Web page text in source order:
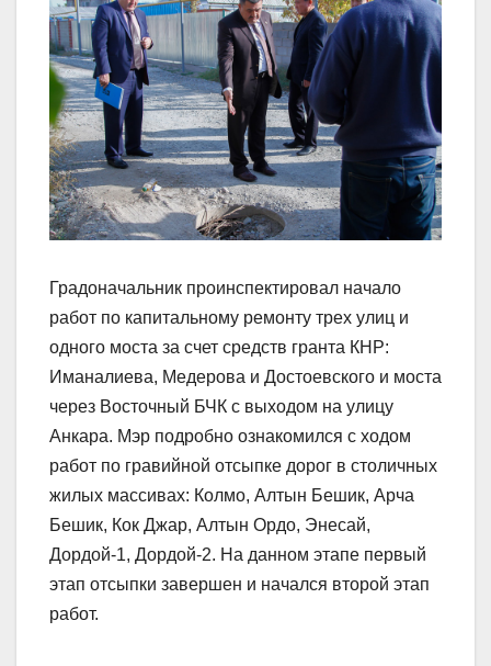
Градоначальник проинспектировал начало
работ по капитальному ремонту трех улиц и
одного моста за счет средств гранта КНР:
Иманалиева, Медерова и Достоевского и моста
через Восточный БЧК с выходом на улицу
Анкара. Мэр подробно ознакомился с ходом
работ по гравийной отсыпке дорог в столичных
жилых массивах: Колмо, Алтын Бешик, Арча
Бешик, Кок Джар, Алтын Ордо, Энесай,
Дордой-1, Дордой-2. На данном этапе первый
этап отсыпки завершен и начался второй этап
работ.